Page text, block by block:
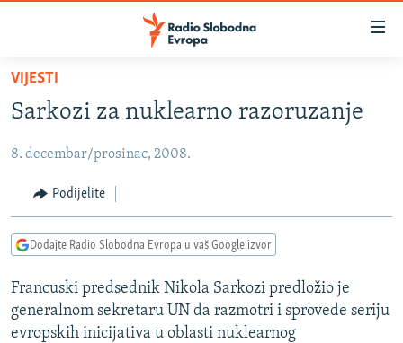
Pređite
glavni
Pređite
Pređite
pretragu
VIJESTI
SRBIJA
KOSOVO
VIZUELNO
VIDEO
FOTOGALERIJE
PODCASTI
RAT U UKRAJINI
VIJESTI
Sarkozi za nuklearno razoruzanje
8. decembar/prosinac, 2008.
Podijelite
Dodajte Radio Slobodna Evropa u vaš Google izvor
Francuski predsednik Nikola Sarkozi predložio je
generalnom sekretaru UN da razmotri i sprovede seriju
evropskih inicijativa u oblasti nuklearnog